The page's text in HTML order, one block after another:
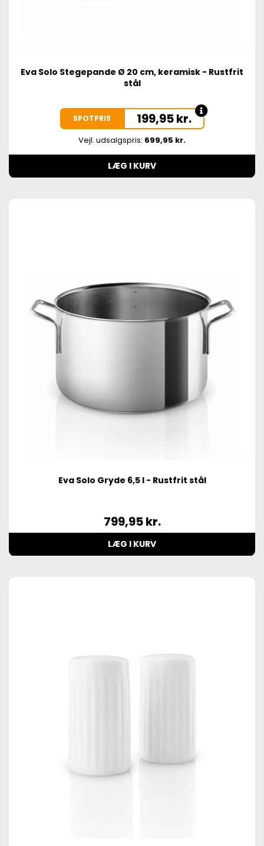
Eva Solo Stegepande Ø 20 cm, keramisk - Rustfrit
stål
SPOTPRIS 199,95kr.
Vejl. udsalgspris: 699,95 kr.
LÆG I KURV
Eva Solo Gryde 6,5 l - Rustfrit stål
799,95kr.
LÆG I KURV